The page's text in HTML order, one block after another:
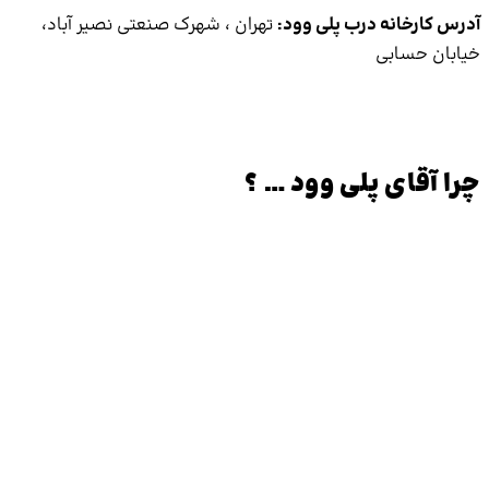
درب پلی وود:تهران ، شهرک صنعتی نصیر آباد،
پلی وود … ؟